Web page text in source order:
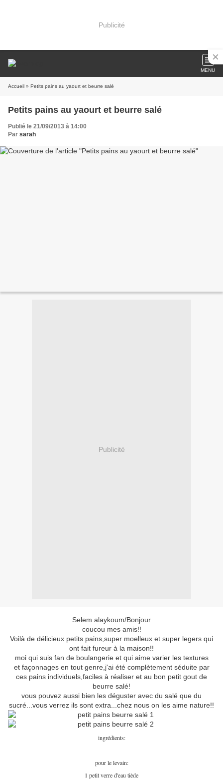
Publicité
MENU
Accueil » Petits pains au yaourt et beurre salé
Petits pains au yaourt et beurre salé
Publié le 21/09/2013 à 14:00
Par sarah
Publicité
Selem alaykoum/Bonjour
coucou mes amis!!
Voilà de délicieux petits pains,super moelleux et super legers qui
ont fait fureur à la maison!!
moi qui suis fan de boulangerie et qui aime varier les textures
et façonnages en tout genre,j'ai été complètement séduite par
ces pains individuels,faciles à réaliser et au bon petit gout de
beurre salé!
vous pouvez aussi bien les déguster avec du salé que du
sucré...vous verrez ils sont extra...chez nous on les aime nature!!
ingrédients:
pour le levain:
1 petit verre d'eau tiède